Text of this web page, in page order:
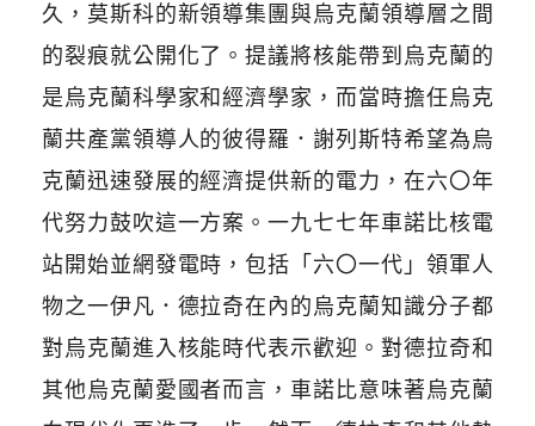
久，莫斯科的新領導集團與烏克蘭領導層之間
的裂痕就公開化了。提議將核能帶到烏克蘭的
是烏克蘭科學家和經濟學家，而當時擔任烏克
蘭共產黨領導人的彼得羅．謝列斯特希望為烏
克蘭迅速發展的經濟提供新的電力，在六〇年
代努力鼓吹這一方案。一九七七年車諾比核電
站開始並網發電時，包括「六〇一代」領軍人
物之一伊凡．德拉奇在內的烏克蘭知識分子都
對烏克蘭進入核能時代表示歡迎。對德拉奇和
其他烏克蘭愛國者而言，車諾比意味著烏克蘭